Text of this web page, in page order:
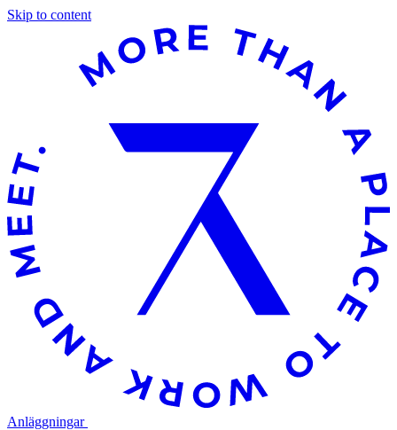
Skip to content
Anläggningar